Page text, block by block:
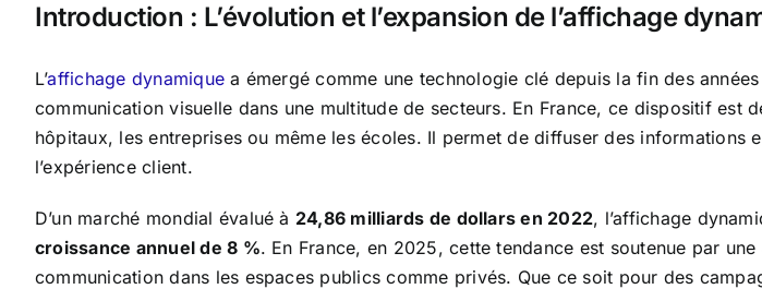
Introduction : L’évolution et l’expansion de l’affichage
L’affichage dynamique a émergé comme une technologie clé depuis la fin des
communication visuelle dans une multitude de secteurs. En France, ce dispositif
hôpitaux, les entreprises ou même les écoles. Il permet de diffuser des informations
l’expérience client.
D’un marché mondial évalué à 24,86 milliards de dollars en 2022, l’affichage
croissance annuel de 8 %. En France, en 2025, cette tendance est soutenue par
communication dans les espaces publics comme privés. Que ce soit pour des